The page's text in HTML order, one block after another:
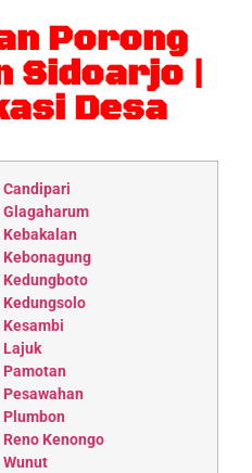
Porong
Sidoarjo |
Desa
Candipari
Glagaharum
Kebakalan
Kebonagung
Kedungboto
Kedungsolo
Kesambi
Lajuk
Pamotan
Pesawahan
Plumbon
Reno Kenongo
Wunut